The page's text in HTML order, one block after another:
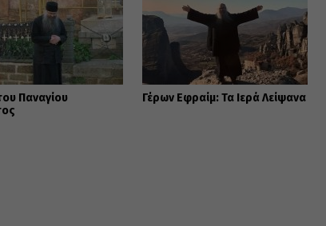
Παναγίου
Γέρων Εφραίμ: Τα Ιερά Λείψανα